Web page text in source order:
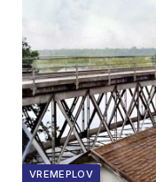
VREMEPLOV